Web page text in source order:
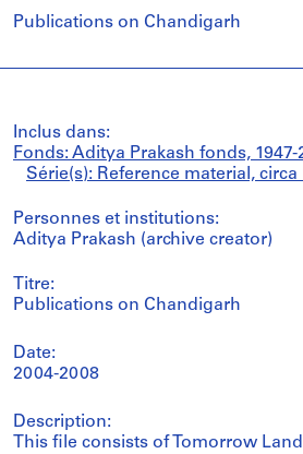
Publications on Chandigarh
Inclus dans:
Fonds: Aditya Prakash fonds, 1947-
Série(s): Reference material, circa
Personnes et institutions:
Aditya Prakash (archive creator)
Titre:
Publications on Chandigarh
Date:
2004-2008
Description:
This file consists of Tomorrow